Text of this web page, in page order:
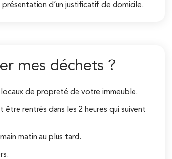
présentation d’un justificatif de domicile.
mes déchets ?
locaux de propreté de votre immeuble.
rentrés dans les 2 heures qui suivent
matin au plus tard.